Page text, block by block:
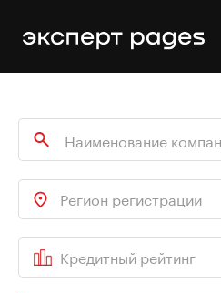
Регион регистрации
Кредитный рейтинг